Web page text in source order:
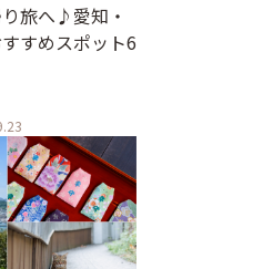
旅へ♪愛知・
すめスポット6